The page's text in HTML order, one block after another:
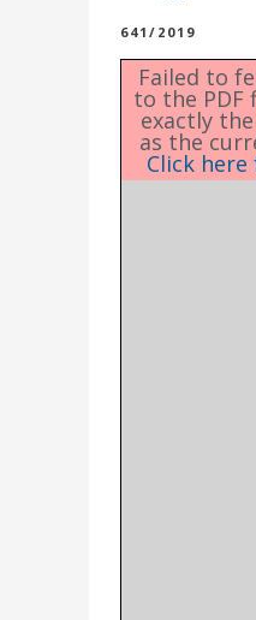
641/2019
Failed to
to the PDF
exactly
as the
Click